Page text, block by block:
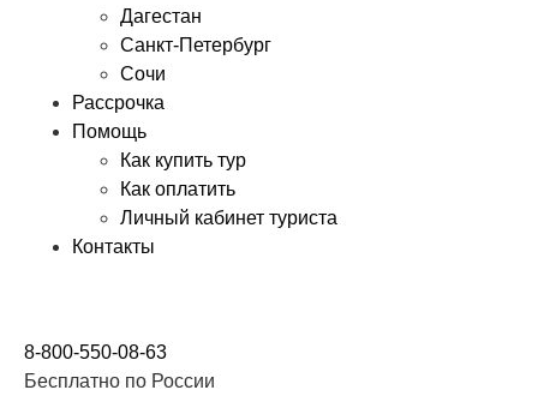
Дагестан
Санкт-Петербург
Сочи
Рассрочка
Помощь
Как купить тур
Как оплатить
Личный кабинет туриста
Контакты
8-800-550-08-63
Бесплатно по России